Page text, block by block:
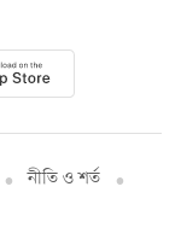
নীতি ও শর্ত